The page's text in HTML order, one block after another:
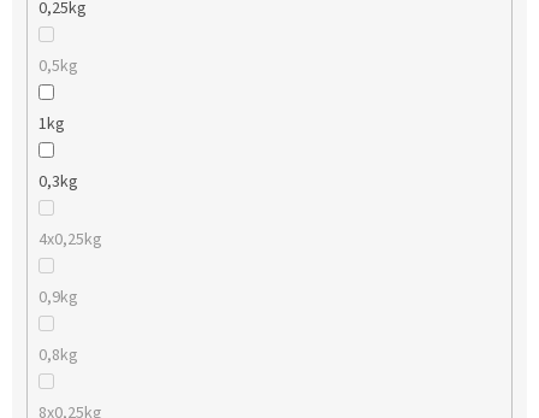
0,25kg
0,5kg
1kg
0,3kg
4x0,25kg
0,9kg
0,8kg